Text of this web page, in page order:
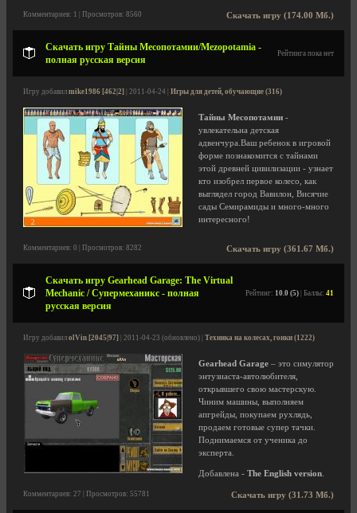
Скачать игру (174.00 Мб.)
Комментариев: 1 | Просмотров: 8560
Скачать игру Тайны Месопотамии/Mezopotamia -
полная русская версия
Рейтинга пока нет
Игру добавил mike1986 [462|2] | 2011-04-24 | Игры для детей, обучающие (316)
Тайны Месопотамии -
увлекательна детская
адвенчура.Ваш ребенок в игровой
форме познакомится с тайнами
этой древней цивилизации - узнает
кто изобрел первое колесо, как
выглядел город Вавилон, Висячие
сады Семирамиды и много-много
интересного!
Скачать игру (361.67 Мб.)
Комментариев: 0 | Просмотров: 8282
Скачать игру Gearhead Garage: The Virtual
Mechanic / Супермеханикс - полная
русская версия
Рейтинг: 10.0 (5) | Баллы: 41
Игру добавил olVin [2045|97] | 2011-04-23 (обновлено) | Техника на колесах, гонки (1222)
Gearhead Garage – это симулятор
энтузиаста-автолюбителя,
открывшего свою мастерскую.
Чиним машины, выполняем
апгрейды, покупаем рухлядь,
продаем готовые супер тачки.
Поднимаемся от ученика до
эксперта.
Добавлена - The English version
Скачать игру (31.73 Мб.)
Комментариев: 27 | Просмотров: 55781